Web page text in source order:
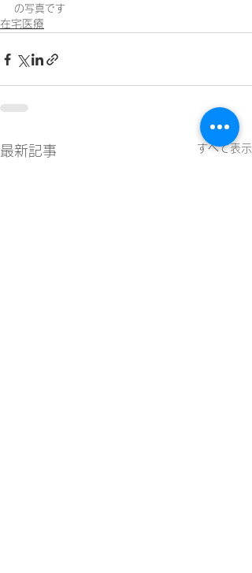
の写真です
在宅医療
最新記事 すべて表示